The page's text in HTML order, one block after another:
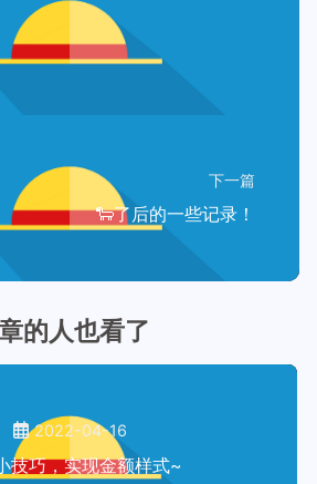
下一篇
🐑了后的一些记录！
的人也看了
2022-04-16
技巧，实现金额样式~